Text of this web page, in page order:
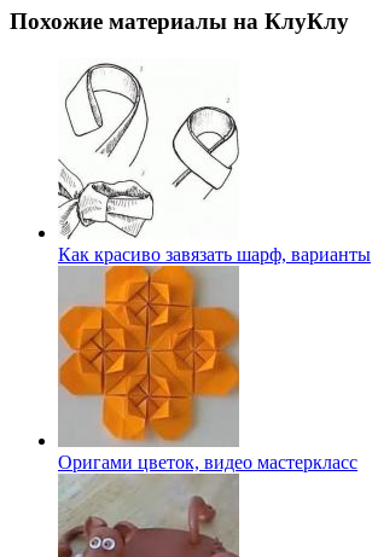
Похожие материалы на КлуКлу
Как красиво завязать шарф, варианты
Оригами цветок, видео мастеркласс